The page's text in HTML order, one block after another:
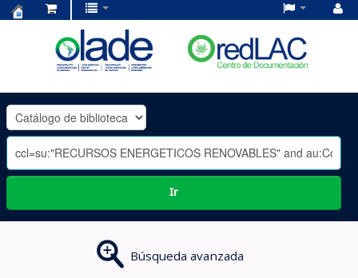
OLADE
-
Ir
Búsqueda avanzada